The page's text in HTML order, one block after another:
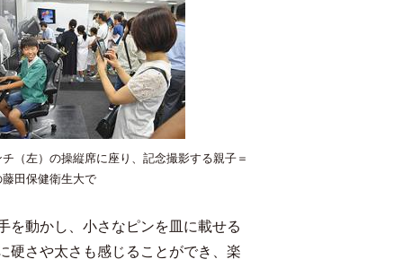
（左）の操縦席に座り、記念撮影する親子＝
田保健衛生大で
を動かし、小さなピンを皿に載せる
硬さや太さも感じることができ、楽